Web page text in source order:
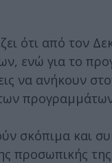
ότι από τον
ενώ για το
να ανήκουν
σκόπιμα και
προσωπικής